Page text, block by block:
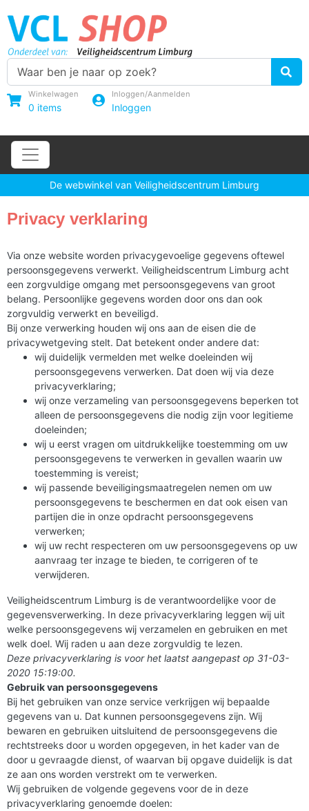
Winkelwagen
0 items
Inloggen/Aanmelden
Inloggen
De webwinkel van Veiligheidscentrum Limburg
Privacy verklaring
Via onze website worden privacygevoelige gegevens oftewel
persoonsgegevens verwerkt. Veiligheidscentrum Limburg acht
een zorgvuldige omgang met persoonsgegevens van groot
belang. Persoonlijke gegevens worden door ons dan ook
zorgvuldig verwerkt en beveiligd.
Bij onze verwerking houden wij ons aan de eisen die de
privacywetgeving stelt. Dat betekent onder andere dat:
wij duidelijk vermelden met welke doeleinden wij
persoonsgegevens verwerken. Dat doen wij via deze
privacyverklaring;
wij onze verzameling van persoonsgegevens beperken tot
alleen de persoonsgegevens die nodig zijn voor legitieme
doeleinden;
wij u eerst vragen om uitdrukkelijke toestemming om uw
persoonsgegevens te verwerken in gevallen waarin uw
toestemming is vereist;
wij passende beveiligingsmaatregelen nemen om uw
persoonsgegevens te beschermen en dat ook eisen van
partijen die in onze opdracht persoonsgegevens
verwerken;
wij uw recht respecteren om uw persoonsgegevens op uw
aanvraag ter inzage te bieden, te corrigeren of te
verwijderen.
Veiligheidscentrum Limburg is de verantwoordelijke voor de
gegevensverwerking. In deze privacyverklaring leggen wij uit
welke persoonsgegevens wij verzamelen en gebruiken en met
welk doel. Wij raden u aan deze zorgvuldig te lezen.
Deze privacyverklaring is voor het laatst aangepast op 31-03-
2020 15:19:00.
Gebruik van persoonsgegevens
Bij het gebruiken van onze service verkrijgen wij bepaalde
gegevens van u. Dat kunnen persoonsgegevens zijn. Wij
bewaren en gebruiken uitsluitend de persoonsgegevens die
rechtstreeks door u worden opgegeven, in het kader van de
door u gevraagde dienst, of waarvan bij opgave duidelijk is dat
ze aan ons worden verstrekt om te verwerken.
Wij gebruiken de volgende gegevens voor de in deze
privacyverklaring genoemde doelen: